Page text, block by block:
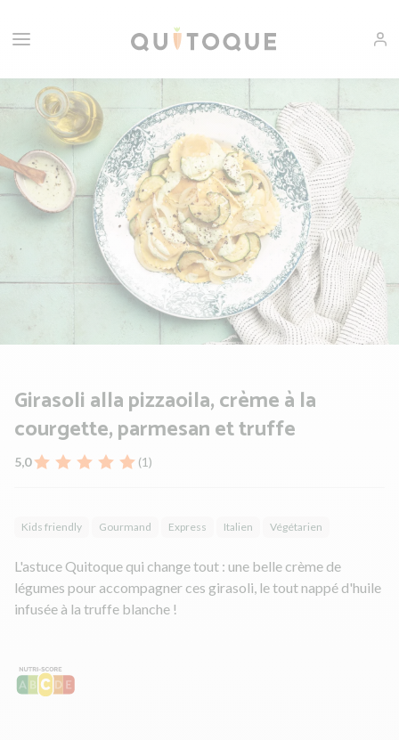
Girasoli alla pizzaoila, crème à la
courgette, parmesan et truffe
5,0 (1)
Kids friendly Gourmand Express Italien Végétarien
L'astuce Quitoque qui change tout : une belle crème de
légumes pour accompagner ces girasoli, le tout nappé d'huile
infusée à la truffe blanche !